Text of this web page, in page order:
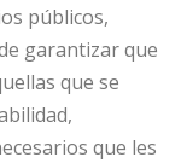
públicos,
garantizar que
que se
que les